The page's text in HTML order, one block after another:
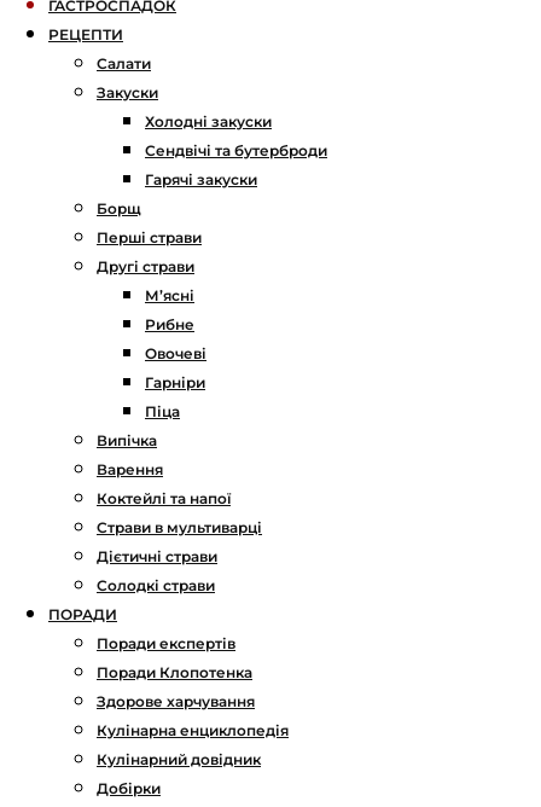
ГАСТРОСПАДОК
РЕЦЕПТИ
Салати
Закуски
Холодні закуски
Сендвічі та бутерброди
Гарячі закуски
Борщ
Перші страви
Другі страви
М’ясні
Рибне
Овочеві
Гарніри
Піца
Випічка
Варення
Коктейлі та напої
Страви в мультиварці
Дієтичні страви
Солодкі страви
ПОРАДИ
Поради експертів
Поради Клопотенка
Здорове харчування
Кулінарна енциклопедія
Кулінарний довідник
Добірки